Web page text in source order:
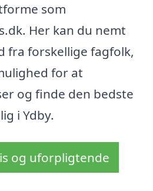
som
Her kan du nemt
fra forskellige fagfolk,
for at
og finde den bedste
i Ydby.
og uforpligtende